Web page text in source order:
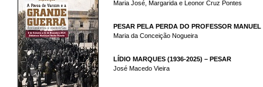
Maria José, Margarida e Leonor Cruz Pontes
PESAR PELA PERDA DO PROFESSOR
Maria da Conceição Nogueira
LÍDIO MARQUES (1936-2025) – PESAR
José Macedo Vieira